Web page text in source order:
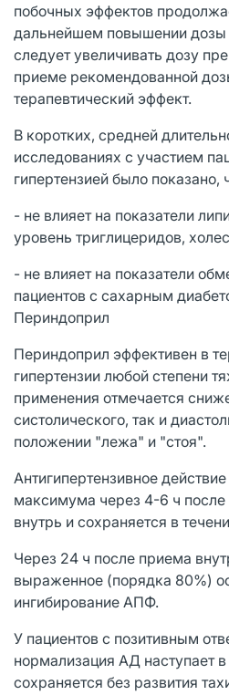
побочных эффектов
дальнейшем повышении дозы
следует увеличивать дозу
приеме рекомендованной
терапевтический эффект.
В коротких, средней
исследованиях с участием
гипертензией было показано,
- не влияет на показатели
уровень триглицеридов,
- не влияет на показатели
пациентов с сахарным
Периндоприл
Периндоприл эффективен в
гипертензии любой степени
применения отмечается
систолического, так и
положении "лежа" и "стоя".
Антигипертензивное
максимума через 4-6 ч после
внутрь и сохраняется в
Через 24 ч после приема
выраженное (порядка 80%)
ингибирование АПФ.
У пациентов с позитивным
нормализация АД наступает
сохраняется без развития